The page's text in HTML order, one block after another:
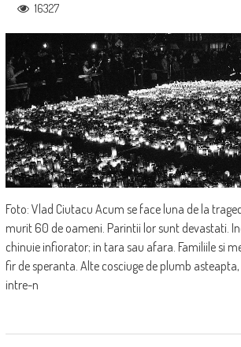
16327
Foto: Vlad Ciutacu Acum se face luna de la
murit 60 de oameni. Parintii lor sunt devastati.
chinuie infiorator; in tara sau afara. Familiile si
fir de speranta. Alte cosciuge de plumb
intre-n